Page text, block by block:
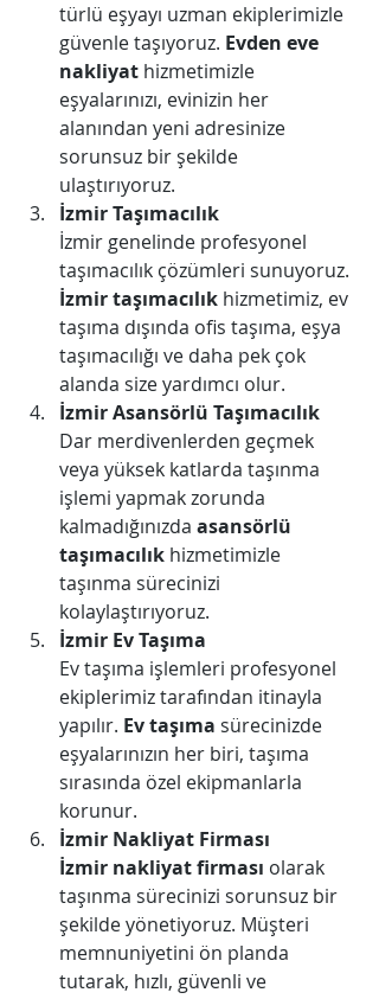
türlü eşyayı uzman ekiplerimizle
güvenle taşıyoruz. Evden eve
nakliyat hizmetimizle
eşyalarınızı, evinizin her
alanından yeni adresinize
sorunsuz bir şekilde
ulaştırıyoruz.
İzmir Taşımacılık
İzmir genelinde profesyonel
taşımacılık çözümleri sunuyoruz.
İzmir taşımacılık hizmetimiz, ev
taşıma dışında ofis taşıma, eşya
taşımacılığı ve daha pek çok
alanda size yardımcı olur.
İzmir Asansörlü Taşımacılık
Dar merdivenlerden geçmek
veya yüksek katlarda taşınma
işlemi yapmak zorunda
kalmadığınızda asansörlü
taşımacılık hizmetimizle
taşınma sürecinizi
kolaylaştırıyoruz.
İzmir Ev Taşıma
Ev taşıma işlemleri profesyonel
ekiplerimiz tarafından itinayla
yapılır. Ev taşıma sürecinizde
eşyalarınızın her biri, taşıma
sırasında özel ekipmanlarla
korunur.
İzmir Nakliyat Firması
İzmir nakliyat firması olarak
taşınma sürecinizi sorunsuz bir
şekilde yönetiyoruz. Müşteri
memnuniyetini ön planda
tutarak, hızlı, güvenli ve